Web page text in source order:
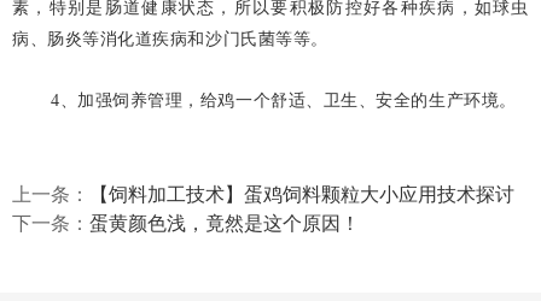
素，特别是肠道健康状态，所以要积极防控好各种疾病，如球虫
病、肠炎等消化道疾病和沙门氏菌等等。
4、加强饲养管理，给鸡一个舒适、卫生、安全的生产环境。
上一条：
【饲料加工技术】蛋鸡饲料颗粒大小应用技术探讨
下一条： 蛋黄颜色浅，竟然是这个原因！